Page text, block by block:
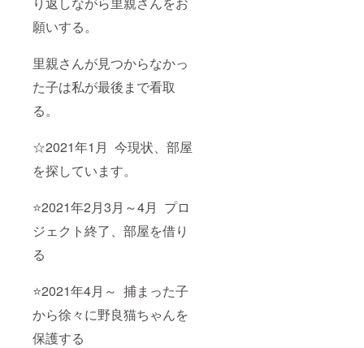
願いする。
里親さんが見つからなかっ
た子は私が最後まで看取
る。
☆2021年1月 今現状、部屋
を探しています。
⭐️2021年2月3月～4月 プロ
ジェクト終了、部屋を借り
る
⭐️2021年4月～ 捕まった子
から徐々に野良猫ちゃんを
保護する